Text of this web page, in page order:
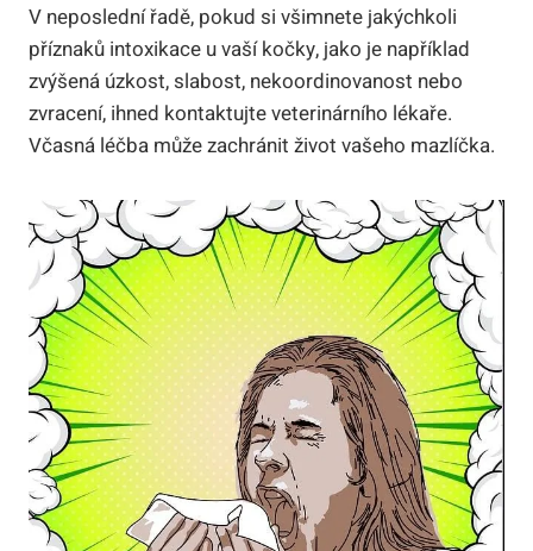
V neposlední řadě, pokud si všimnete jakýchkoli
příznaků intoxikace u vaší kočky, jako je například
zvýšená úzkost, slabost, nekoordinovanost nebo
zvracení, ihned kontaktujte veterinárního lékaře.
Včasná léčba může zachránit život vašeho mazlíčka.